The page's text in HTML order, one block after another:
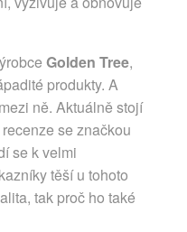
Golden Tree,
produkty. A
ně. Aktuálně stojí
se značkou
se k velmi
těší u tohoto
tak proč ho také